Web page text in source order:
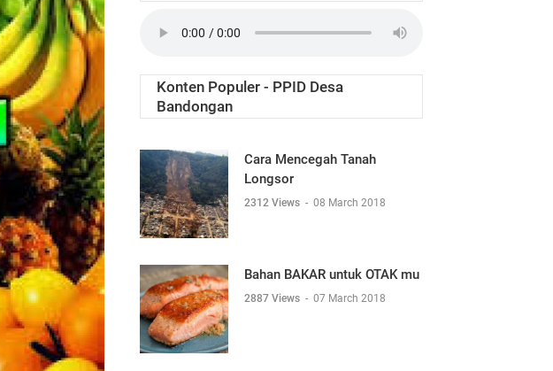
Konten Populer - PPID Desa
Bandongan
Cara Mencegah Tanah
Longsor
2312 Views - 08 March 2018
Bahan BAKAR untuk OTAK mu
2887 Views - 07 March 2018